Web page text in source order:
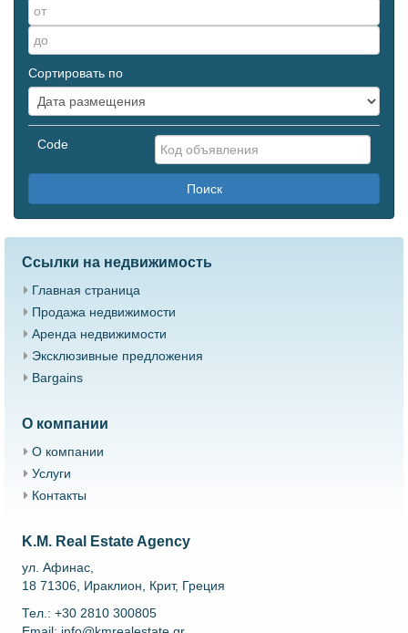
Сортировать по
Code
Поиск
Ссылки на недвижимость
Главная страница
Продажа недвижимости
Аренда недвижимости
Эксклюзивные предложения
Bargains
О компании
О компании
Услуги
Контакты
K.M. Real Estate Agency
ул. Афинас,
18 71306, Ираклион, Крит, Греция
Тел.: +30 2810 300805